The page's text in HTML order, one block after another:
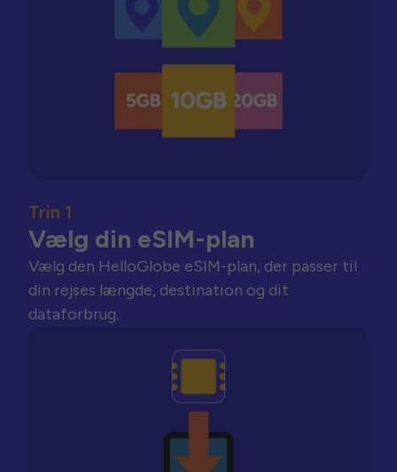
Trin 1
Vælg din eSIM-plan
Vælg den HelloGlobe eSIM-plan, der passer til
din rejses længde, destination og dit
dataforbrug.